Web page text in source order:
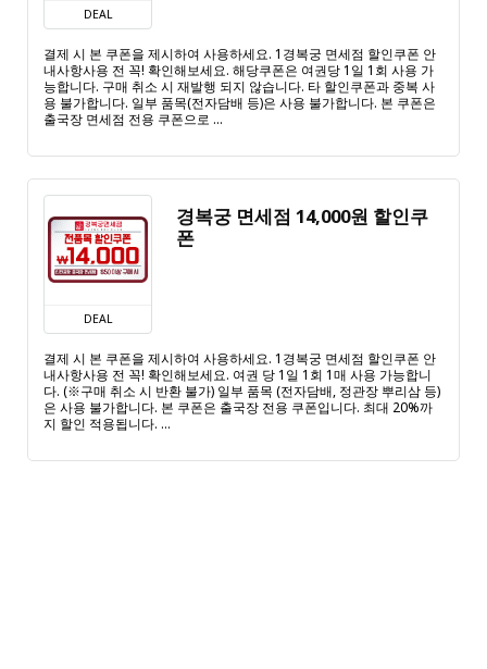
DEAL
결제 시 본 쿠폰을 제시하여 사용하세요. 1경복궁 면세점 할인쿠폰 안
내사항사용 전 꼭! 확인해보세요. 해당쿠폰은 여권당 1일 1회 사용 가
능합니다. 구매 취소 시 재발행 되지 않습니다. 타 할인쿠폰과 중복 사
용 불가합니다. 일부 품목(전자담배 등)은 사용 불가합니다. 본 쿠폰은
출국장 면세점 전용 쿠폰으로 ...
DEAL
경복궁 면세점 14,000원 할인쿠
폰
결제 시 본 쿠폰을 제시하여 사용하세요. 1경복궁 면세점 할인쿠폰 안
내사항사용 전 꼭! 확인해보세요. 여권 당 1일 1회 1매 사용 가능합니
다. (※구매 취소 시 반환 불가) 일부 품목 (전자담배, 정관장 뿌리삼 등)
은 사용 불가합니다. 본 쿠폰은 출국장 전용 쿠폰입니다. 최대 20%까
지 할인 적용됩니다. ...